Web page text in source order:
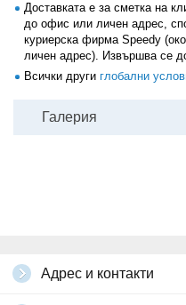
Доставката е за сметка на
до офис или личен адрес,
куриерска фирма Speedy
личен адрес). Извършва се
Всички други глобални
Галерия
Адрес и контакти